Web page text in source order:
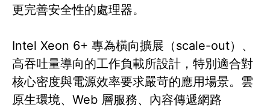
更完善安全性的處理器。
Intel Xeon 6+ 專為橫向擴展（scale-out）、
高吞吐量導向的工作負載所設計，特別適合對
核心密度與電源效率要求嚴苛的應用場景。雲
原生環境、Web 層服務、內容傳遞網路